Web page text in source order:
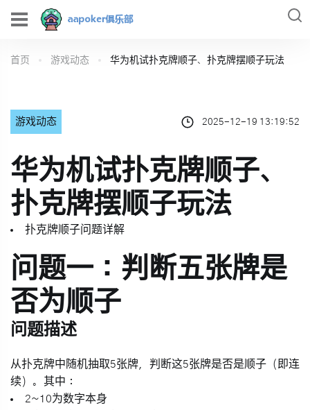
首页 游戏动态 华为机试扑克牌顺子、扑克牌摆顺子玩法
游戏动态 2025-12-19 13:19:52
华为机试扑克牌顺子、
扑克牌摆顺子玩法
扑克牌顺子问题详解
问题一：判断五张牌是
否为顺子
问题描述
从扑克牌中随机抽取5张牌，判断这5张牌是否是顺子（即连
续）。其中：
2~10为数字本身